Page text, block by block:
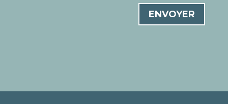
ENVOYER